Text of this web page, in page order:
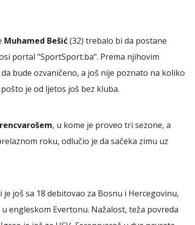
Muhamed Bešić(32) trebalo bi da postane
portal "SportSport.ba". Prema njihovim
bude ozvaničeno, a još nije poznato na koliko
je od ljetos još bez kluba.
, u kome je proveo tri sezone, a
roku, odlučio je da sačeka zimu uz
još sa 18 debitovao za Bosnu i Hercegovinu,
engleskom Evertonu. Nažalost, teža povreda